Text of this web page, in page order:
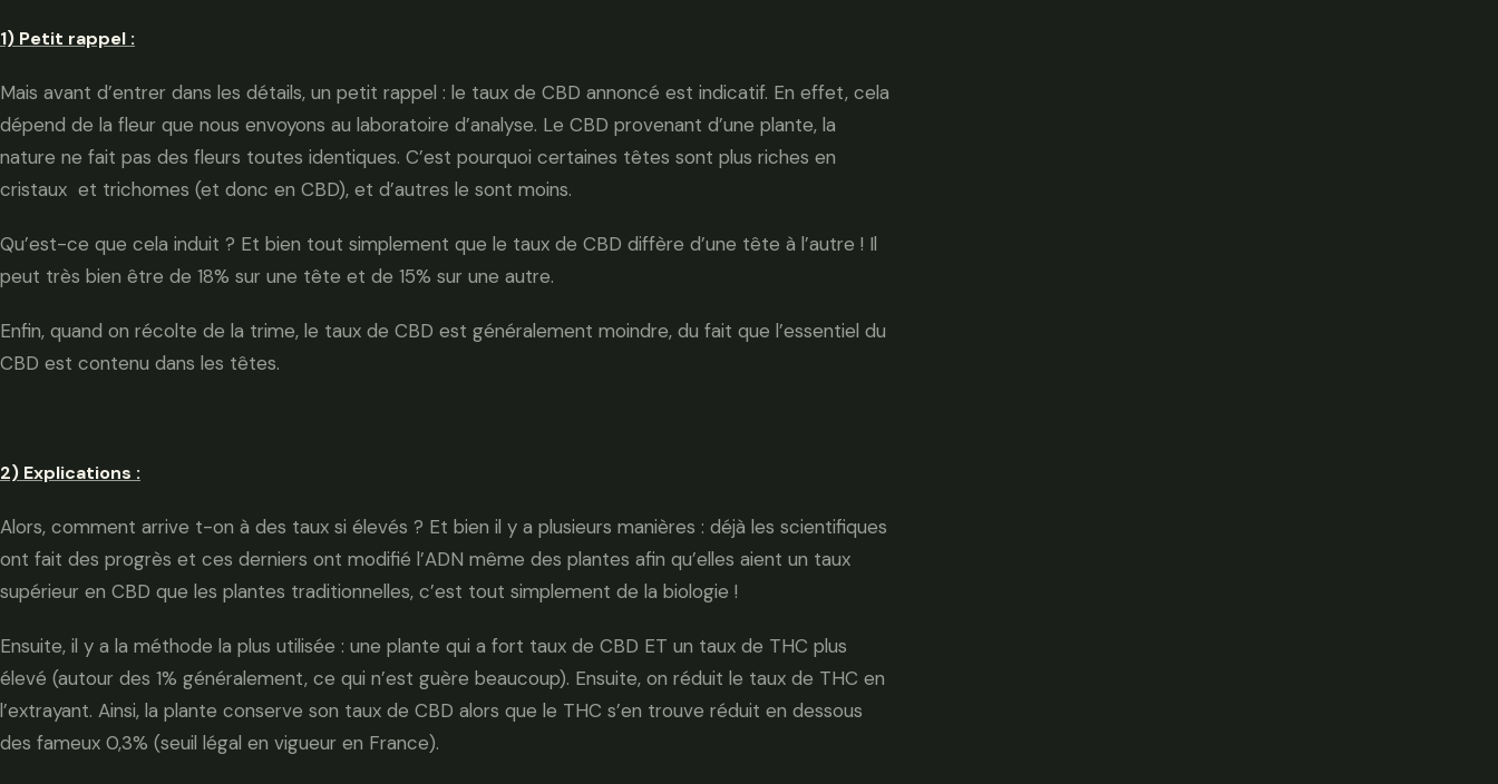
1) Petit rappel :
Mais avant d’entrer dans les détails, un petit rappel : le taux de CBD annoncé est indicatif. En effet, cela
dépend de la fleur que nous envoyons au laboratoire d’analyse. Le CBD provenant d’une plante, la
nature ne fait pas des fleurs toutes identiques. C’est pourquoi certaines têtes sont plus riches en
cristaux et trichomes (et donc en CBD), et d’autres le sont moins.
Qu’est-ce que cela induit ? Et bien tout simplement que le taux de CBD diffère d’une tête à l’autre ! Il
peut très bien être de 18% sur une tête et de 15% sur une autre.
Enfin, quand on récolte de la trime, le taux de CBD est généralement moindre, du fait que l’essentiel du
CBD est contenu dans les têtes.
2) Explications :
Alors, comment arrive t-on à des taux si élevés ? Et bien il y a plusieurs manières : déjà les scientifiques
ont fait des progrès et ces derniers ont modifié l’ADN même des plantes afin qu’elles aient un taux
supérieur en CBD que les plantes traditionnelles, c’est tout simplement de la biologie !
Ensuite, il y a la méthode la plus utilisée : une plante qui a fort taux de CBD ET un taux de THC plus
élevé (autour des 1% généralement, ce qui n’est guère beaucoup). Ensuite, on réduit le taux de THC en
l’extrayant. Ainsi, la plante conserve son taux de CBD alors que le THC s’en trouve réduit en dessous
des fameux 0,3% (seuil légal en vigueur en France).